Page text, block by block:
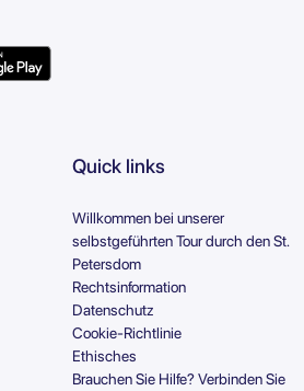
Quick links
Willkommen bei unserer
selbstgeführten Tour durch den St.
Petersdom
Rechtsinformation
Datenschutz
Cookie-Richtlinie
Ethisches
Brauchen Sie Hilfe? Verbinden Sie